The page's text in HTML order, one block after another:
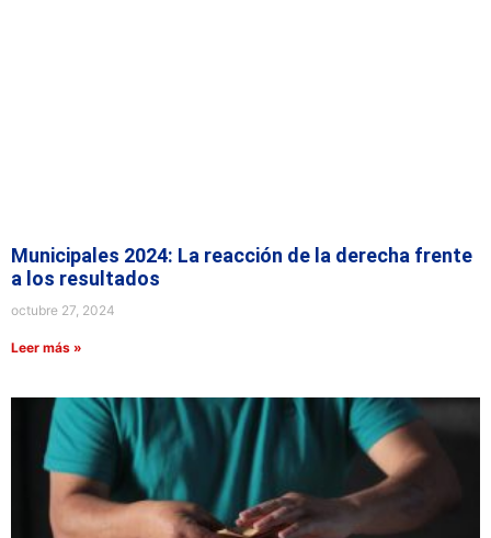
Municipales 2024: La reacción de la derecha frente
a los resultados
octubre 27, 2024
Leer más »